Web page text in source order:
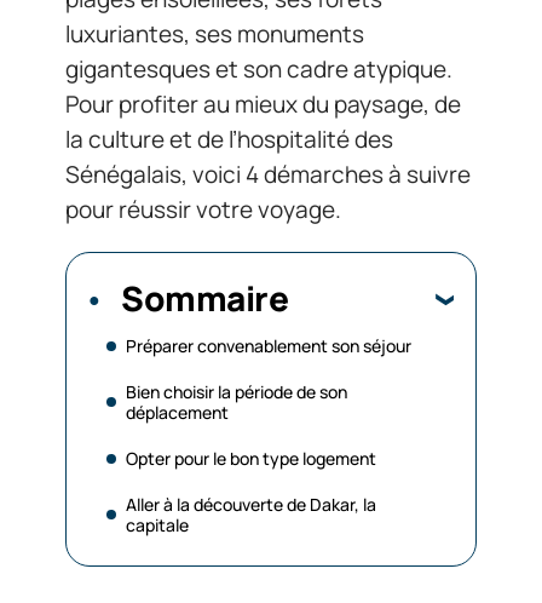
luxuriantes, ses monuments
gigantesques et son cadre atypique.
Pour profiter au mieux du paysage, de
la culture et de l’hospitalité des
Sénégalais, voici 4 démarches à suivre
pour réussir votre voyage.
Sommaire
Préparer convenablement son séjour
Bien choisir la période de son
déplacement
Opter pour le bon type logement
Aller à la découverte de Dakar, la
capitale